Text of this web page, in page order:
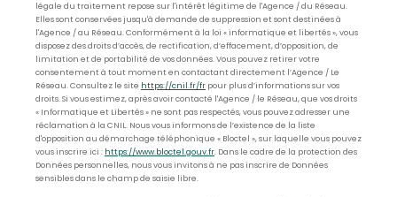
légale du traitement repose sur l'intérêt légitime de l'Agence / du Réseau.
Elles sont conservées jusqu'à demande de suppression et sont destinées à
l'Agence / au Réseau. Conformément à la loi « informatique et libertés », vous
disposez des droits d’accès, de rectification, d’effacement, d’opposition, de
limitation et de portabilité de vos données. Vous pouvez retirer votre
consentement à tout moment en contactant directement l’Agence / Le
Réseau. Consultez le site https://cnil.fr/fr pour plus d’informations sur vos
droits. Si vous estimez, après avoir contacté l'Agence / le Réseau, que vos droits
« Informatique et Libertés » ne sont pas respectés, vous pouvez adresser une
réclamation à la CNIL. Nous vous informons de l’existence de la liste
d'opposition au démarchage téléphonique « Bloctel », sur laquelle vous pouvez
vous inscrire ici : https://www.bloctel.gouv.fr. Dans le cadre de la protection des
Données personnelles, nous vous invitons à ne pas inscrire de Données
sensibles dans le champ de saisie libre.